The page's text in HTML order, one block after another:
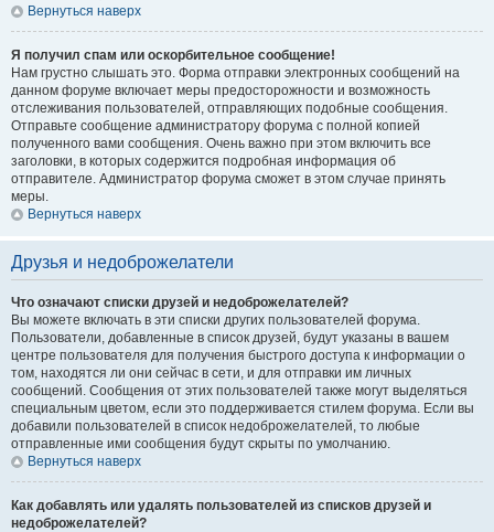
Вернуться наверх
Я получил спам или оскорбительное сообщение!
Нам грустно слышать это. Форма отправки электронных сообщений на
данном форуме включает меры предосторожности и возможность
отслеживания пользователей, отправляющих подобные сообщения.
Отправьте сообщение администратору форума с полной копией
полученного вами сообщения. Очень важно при этом включить все
заголовки, в которых содержится подробная информация об
отправителе. Администратор форума сможет в этом случае принять
меры.
Вернуться наверх
Друзья и недоброжелатели
Что означают списки друзей и недоброжелателей?
Вы можете включать в эти списки других пользователей форума.
Пользователи, добавленные в список друзей, будут указаны в вашем
центре пользователя для получения быстрого доступа к информации о
том, находятся ли они сейчас в сети, и для отправки им личных
сообщений. Сообщения от этих пользователей также могут выделяться
специальным цветом, если это поддерживается стилем форума. Если вы
добавили пользователей в список недоброжелателей, то любые
отправленные ими сообщения будут скрыты по умолчанию.
Вернуться наверх
Как добавлять или удалять пользователей из списков друзей и
недоброжелателей?